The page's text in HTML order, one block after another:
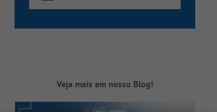
Veja mais em nosso Blog!
Arritmias Cardíacas: conheça os